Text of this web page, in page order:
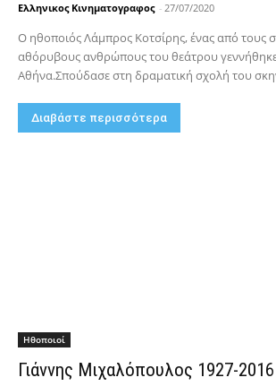
Ελληνικος Κινηματογραφος - 27/07/2020
Ο ηθοποιός Λάμπρος Κοτσίρης, ένας από τους
αθόρυβους ανθρώπους του θεάτρου
Αθήνα.Σπούδασε στη δραματική σχολή του
Διαβάστε περισσότερα
Hθοποιοί
Γιάννης Μιχαλόπουλος 1927-2016